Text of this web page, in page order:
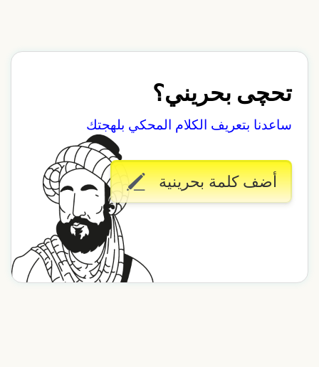
تحچى بحريني؟
ساعدنا بتعريف الكلام المحكي بلهجتك
أضف كلمة بحرينية